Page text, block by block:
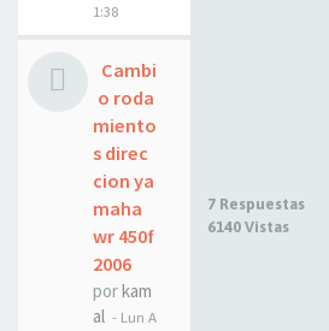
1:38
Cambi
o roda
miento
s direc
cion ya
maha
wr 450f
2006
porkam
al - Lun A
7 Respuestas
6140 Vistas